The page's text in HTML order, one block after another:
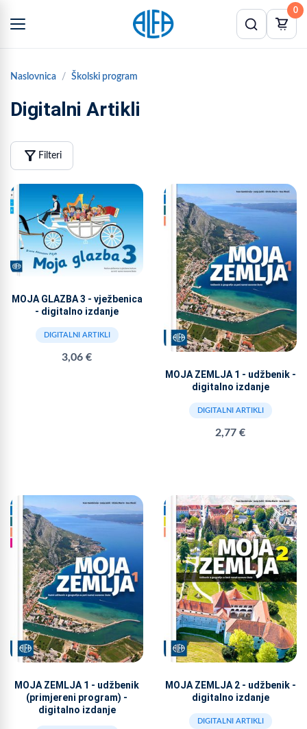
0
Naslovnica Školski program
Digitalni Artikli
filter_alt Filteri
MOJA GLAZBA 3 - vježbenica
- digitalno izdanje
DIGITALNI ARTIKLI
3,06 €
MOJA ZEMLJA 1 - udžbenik -
digitalno izdanje
DIGITALNI ARTIKLI
2,77 €
MOJA ZEMLJA 1 - udžbenik
(primjereni program) -
digitalno izdanje
MOJA ZEMLJA 2 - udžbenik -
digitalno izdanje
DIGITALNI ARTIKLI